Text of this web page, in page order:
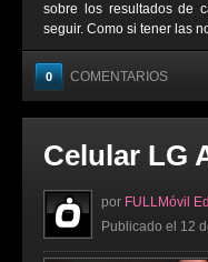
sobre los resultados de
seguir. Como si tener las
0 COMENTARIOS
Celular LG
por FULLMóvil
Publicado el 12